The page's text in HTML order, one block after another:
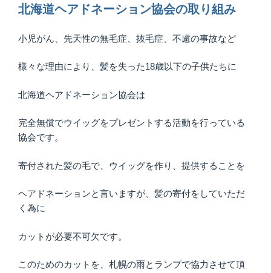
北海道ヘアドネーション協会の取り組み
小児がん、先天性の無毛症、抜毛症、不慮の事故など
様々な理由により、髪を失った18歳以下の子供たちに
北海道ヘアドネーション協会は
完全無償でウイッグをプレゼントする活動を行っている
協会です。
寄付された髪の毛で、ウイッグを作り、提供することを
ヘアドネーションと言いますが、髪の寄付をしていただ
く為に
カットが必要不可欠です。
このためのカットを、札幌の雨とランプで協力させて頂